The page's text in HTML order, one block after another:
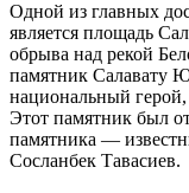
Одной из главных
является площадь
обрыва над рекой
памятник Салавату
национальный
Этот памятник был
памятника —
Сосланбек Тавасиев.